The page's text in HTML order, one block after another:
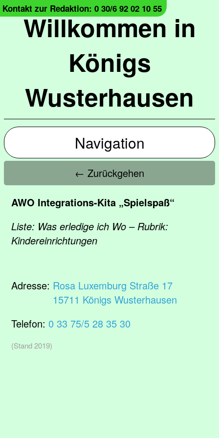
Willkommen in
Königs
Wusterhausen
Kontakt zur Redaktion: 0 30/6 92 02 10 55
Navigation
← Zurückgehen
AWO Integrations-Kita „Spielspaß“
Liste: Was erledige ich Wo – Rubrik:
Kindereinrichtungen
Adresse: Rosa Luxemburg Straße 17
15711 Königs Wusterhausen
Telefon: 0 33 75/5 28 35 30
(Stand 2019)